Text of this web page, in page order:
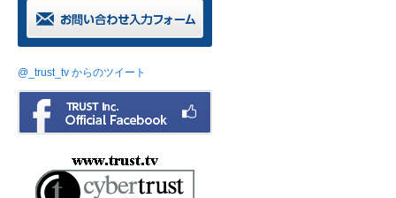
@_trust_tv からのツイート